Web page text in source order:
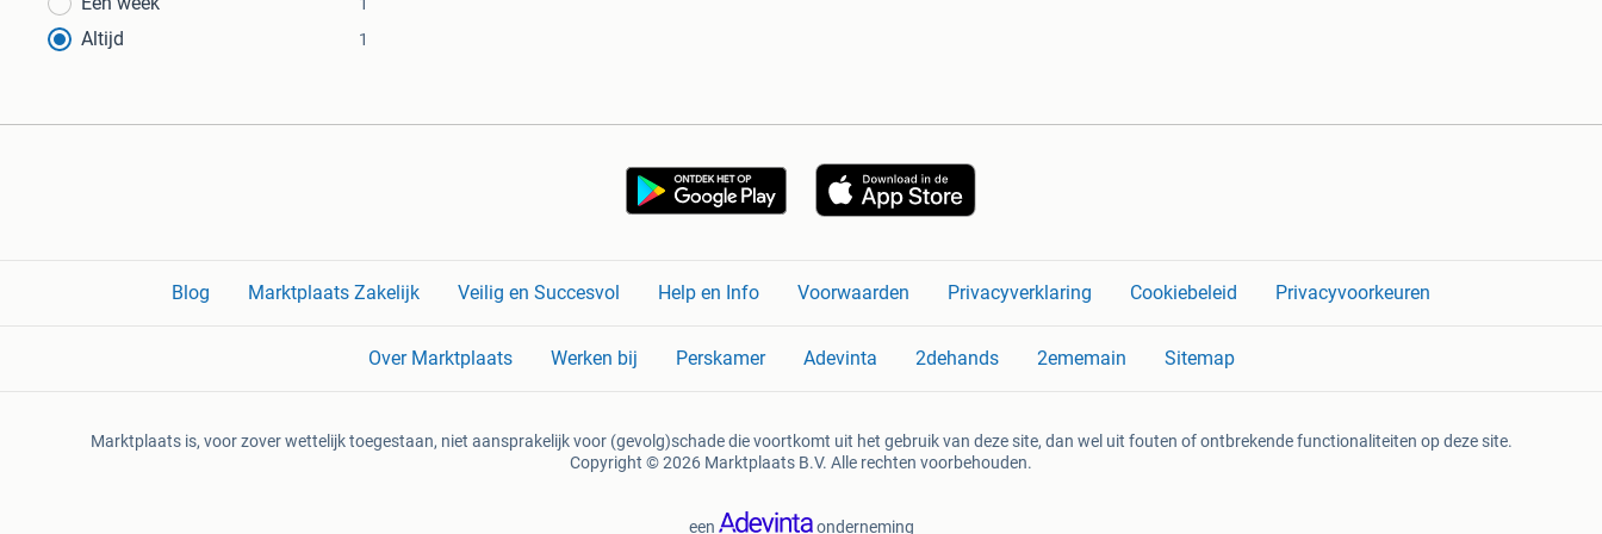
Altijd 1
Blog Marktplaats Zakelijk Veilig en Succesvol Help en Info Voorwaarden Privacyverklaring Cookiebeleid Privacyvoorkeuren
Over Marktplaats Werken bij Perskamer Adevinta 2dehands 2ememain Sitemap
Marktplaats is, voor zover wettelijk toegestaan, niet aansprakelijk voor (gevolg)schade die voortkomt uit het gebruik van deze site, dan wel uit fouten of ontbrekende functionaliteiten op deze site.
Copyright © 2026 Marktplaats B.V. Alle rechten voorbehouden.
een onderneming